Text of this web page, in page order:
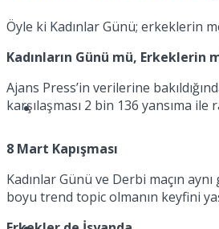
Müzik
View All Result
Öyle ki Kadınlar Günü; erkeklerin
Kadınların Günü mü, Erkeklerin
Ajans Press’in verilerine
karşılaşması 2 bin 136 yansıma ile
8 Mart Kapışması
Kadınlar Günü ve Derbi maçın
boyu trend topic olmanın keyfini